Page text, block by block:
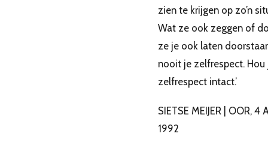
zien te krijgen op zo’n
Wat ze ook zeggen of
ze je ook laten
nooit je zelfrespect. Hou
zelfrespect intact.’
SIETSE MEIJER | OOR, 4
1992